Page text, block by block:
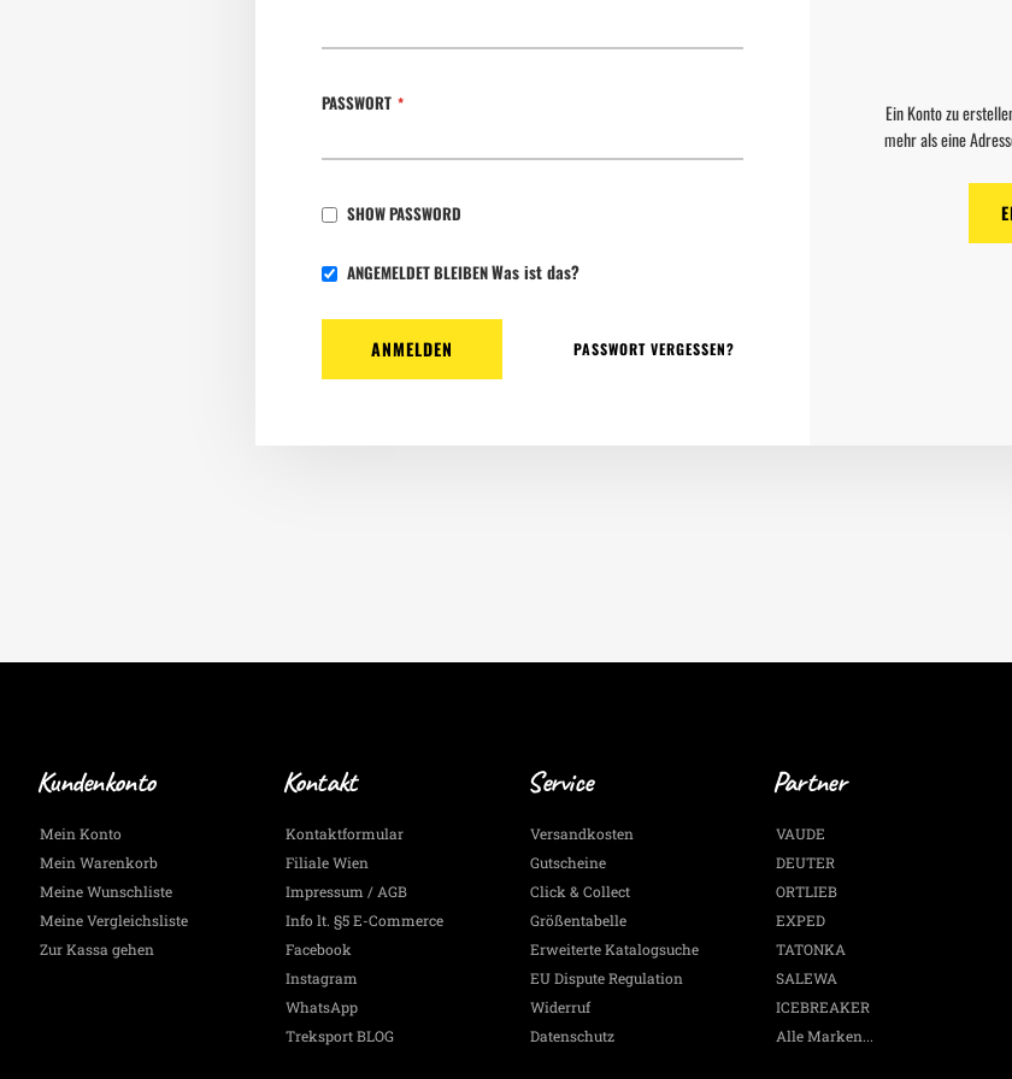
PASSWORT
SHOW PASSWORD
ANGEMELDET BLEIBENWas ist das?
ANMELDEN PASSWORT VERGESSEN?
Ein Konto zu
mehr als eine
Kundenkonto
Mein Konto
Mein Warenkorb
Meine Wunschliste
Meine Vergleichsliste
Zur Kassa gehen
Kontakt
Kontaktformular
Filiale Wien
Impressum / AGB
Info lt. §5 E-Commerce
Facebook
Instagram
WhatsApp
Treksport BLOG
Service
Versandkosten
Gutscheine
Click & Collect
Größentabelle
Erweiterte Katalogsuche
EU Dispute Regulation
Widerruf
Datenschutz
Partner
VAUDE
DEUTER
ORTLIEB
EXPED
TATONKA
SALEWA
ICEBREAKER
Alle Marken...